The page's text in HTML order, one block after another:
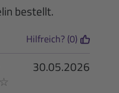
bestellt.
Hilfreich? (0)
30.05.2026
☆